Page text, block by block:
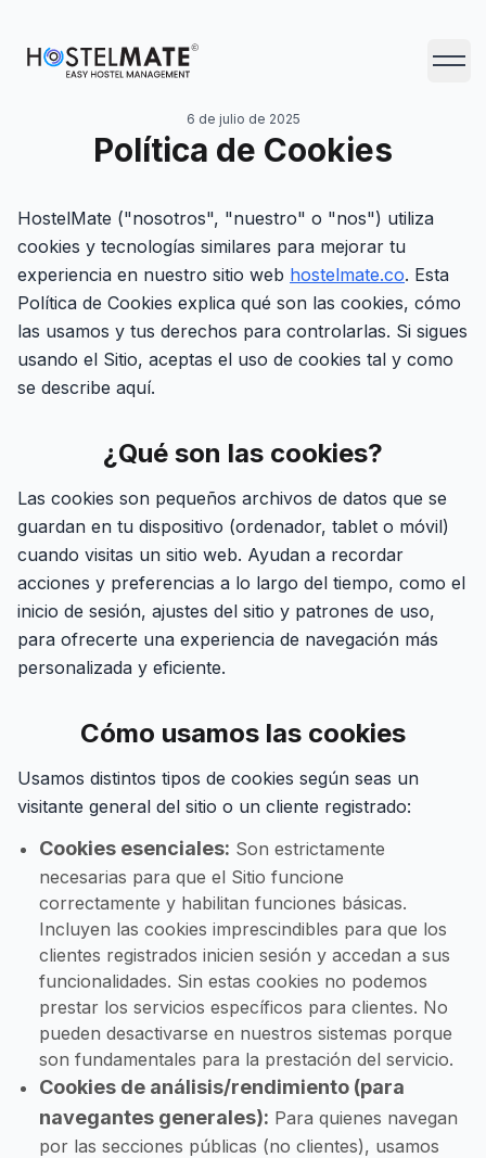
Abrir
6 de julio de 2025
Política de Cookies
HostelMate ("nosotros", "nuestro" o "nos") utiliza
cookies y tecnologías similares para mejorar tu
experiencia en nuestro sitio web hostelmate.co. Esta
Política de Cookies explica qué son las cookies, cómo
las usamos y tus derechos para controlarlas. Si sigues
usando el Sitio, aceptas el uso de cookies tal y como
se describe aquí.
¿Qué son las cookies?
Las cookies son pequeños archivos de datos que se
guardan en tu dispositivo (ordenador, tablet o móvil)
cuando visitas un sitio web. Ayudan a recordar
acciones y preferencias a lo largo del tiempo, como el
inicio de sesión, ajustes del sitio y patrones de uso,
para ofrecerte una experiencia de navegación más
personalizada y eficiente.
Cómo usamos las cookies
Usamos distintos tipos de cookies según seas un
visitante general del sitio o un cliente registrado:
Cookies esenciales: Son estrictamente
necesarias para que el Sitio funcione
correctamente y habilitan funciones básicas.
Incluyen las cookies imprescindibles para que los
clientes registrados inicien sesión y accedan a sus
funcionalidades. Sin estas cookies no podemos
prestar los servicios específicos para clientes. No
pueden desactivarse en nuestros sistemas porque
son fundamentales para la prestación del servicio.
Cookies de análisis/rendimiento (para
navegantes generales): Para quienes navegan
por las secciones públicas (no clientes), usamos